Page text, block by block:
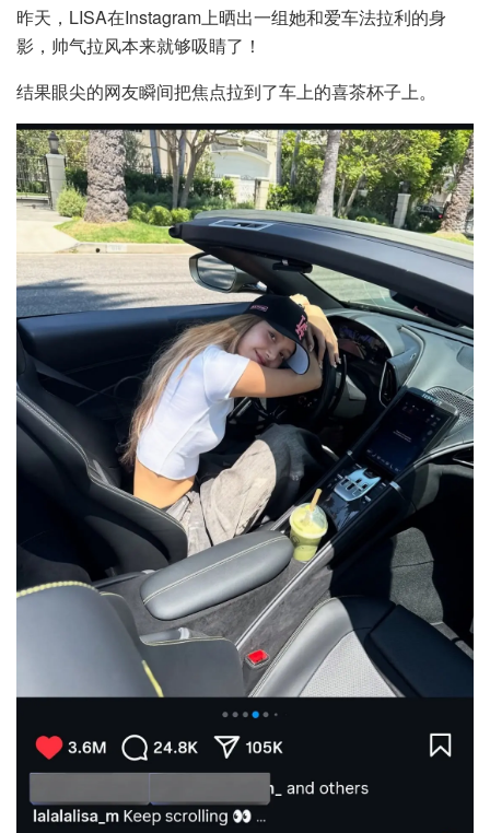
昨天，LISA在Instagram上晒出一组她和爱车法拉利的身
影，帅气拉风本来就够吸睛了！
结果眼尖的网友瞬间把焦点拉到了车上的喜茶杯子上。